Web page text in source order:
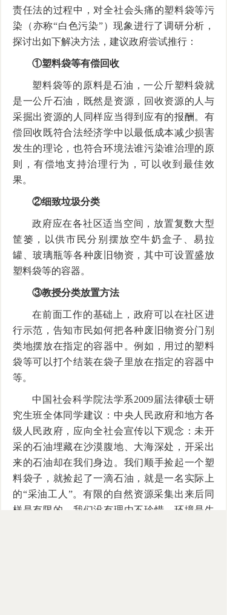
责任法的过程中，对全社会头痛的塑料袋等污
染（亦称“白色污染”）现象进行了调研分析，
探讨出如下解决方法，建议政府尝试推行：
①塑料袋等有偿回收
塑料袋等的原料是石油，一公斤塑料袋就
是一公斤石油，既然是资源，回收资源的人与
采掘出资源的人同样应当得到应有的报酬。有
偿回收既符合法经济学中以最低成本减少损害
发生的理论，也符合环境法谁污染谁治理的原
则，有偿地支持治理行为，可以收到最佳效
果。
②细致垃圾分类
政府应在各社区适当空间，放置复数大型
筐篓，以供市民分别摆放空牛奶盒子、易拉
罐、玻璃瓶等各种废旧物资，其中可设置盛放
塑料袋等的容器。
③教授分类放置方法
在前面工作的基础上，政府可以在社区进
行示范，告知市民如何把各种废旧物资分门别
类地摆放在指定的容器中。例如，用过的塑料
袋等可以打个结装在袋子里放在指定的容器中
等。
中国社会科学院法学系2009届法律硕士研
究生班全体同学建议：中央人民政府和地方各
级人民政府，应向全社会宣传以下观念：未开
采的石油埋藏在沙漠腹地、大海深处，开采出
来的石油却在我们身边。我们顺手捡起一个塑
料袋子，就捡起了一滴石油，就是一名实际上
的“采油工人”。有限的自然资源采集出来后同
样是有限的，我们没有理由不珍惜，环境是生